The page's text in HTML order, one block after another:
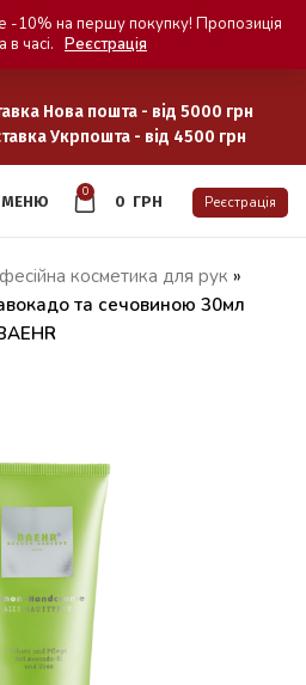
Нова пошта - від 5000 грн
Укрпошта - від 4500 грн
МЕНЮ
0
0 ГРН Реєстрація
косметика для рук »
та сечовиною 30мл
-10% на першу покупку! Пропозиція
часі. Реєстрація